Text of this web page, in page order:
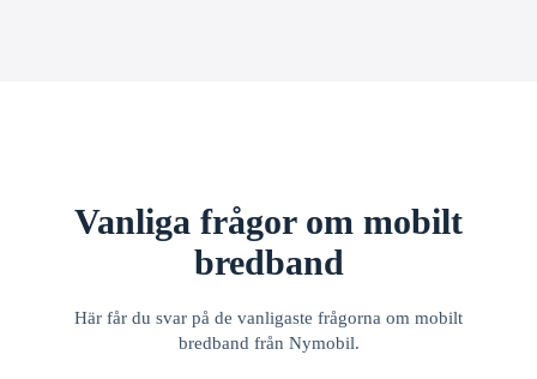
Vanliga frågor om mobilt
bredband
Här får du svar på de vanligaste frågorna om mobilt
bredband från Nymobil.